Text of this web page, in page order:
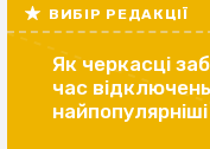
ВИБІР РЕДАКЦІЇ
Як черкасці
час